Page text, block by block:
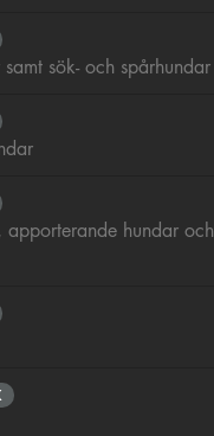
sök- och spårhundar
apporterande hundar och